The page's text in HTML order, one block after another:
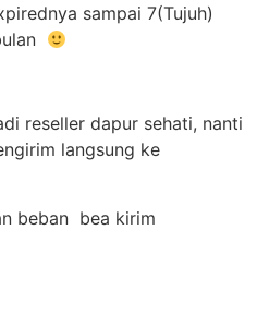
sampai 7(Tujuh)
reseller dapur sehati, nanti
langsung ke
beban bea kirim